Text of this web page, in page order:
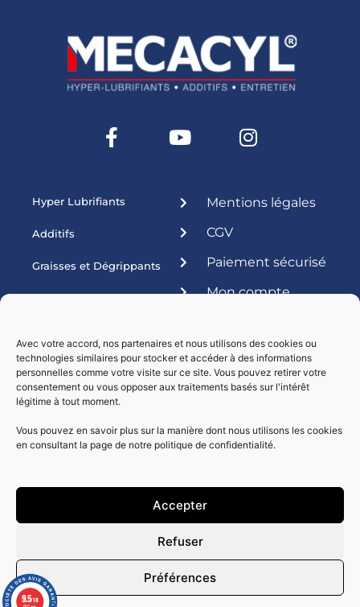
Avec votre accord, nos partenaires et nous utilisons des cookies ou
technologies similaires pour stocker et accéder à des informations
personnelles comme votre visite sur ce site. Vous pouvez retirer votre
consentement ou vous opposer aux traitements basés sur l'intérêt
légitime à tout moment.
Vous pouvez en savoir plus sur la manière dont nous utilisons les cookies
en consultant la page de notre politique de confidentialité.
Accepter
Refuser
Préférences
Hyper Lubrifiants
Additifs
Graisses et Dégrippants
Produits ateliers
Mentions légales
CGV
Paiement sécurisé
Mon compte
Livraisons par :
Paiement sécurisé
9.5/10